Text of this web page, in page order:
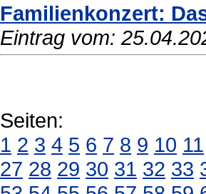
Familienkonzert:
Eintrag vom:
Seiten:
1 2 3 4 5 6 7 8 9 10 11
27 28 29 30 31 32 33